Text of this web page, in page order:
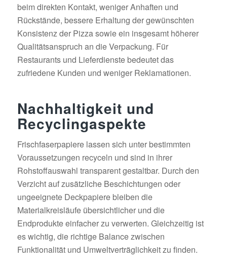
beim direkten Kontakt, weniger Anhaften und
Rückstände, bessere Erhaltung der gewünschten
Konsistenz der Pizza sowie ein insgesamt höherer
Qualitätsanspruch an die Verpackung. Für
Restaurants und Lieferdienste bedeutet das
zufriedene Kunden und weniger Reklamationen.
Nachhaltigkeit und
Recyclingaspekte
Frischfaserpapiere lassen sich unter bestimmten
Voraussetzungen recyceln und sind in ihrer
Rohstoffauswahl transparent gestaltbar. Durch den
Verzicht auf zusätzliche Beschichtungen oder
ungeeignete Deckpapiere bleiben die
Materialkreisläufe übersichtlicher und die
Endprodukte einfacher zu verwerten. Gleichzeitig ist
es wichtig, die richtige Balance zwischen
Funktionalität und Umweltverträglichkeit zu finden.